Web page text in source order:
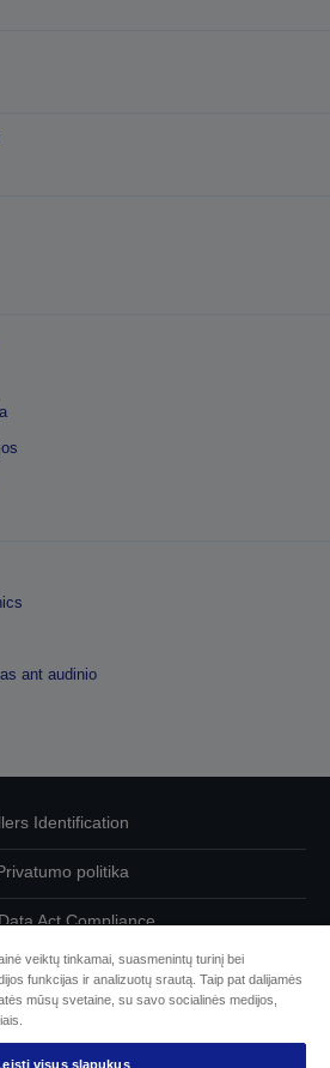
ant audinio
Identification
politika
Act Compliance
mumis dėl savo duomenų
Information
veiktų tinkamai, suasmenintų turinį bei
funkcijas ir analizuotų srautą. Taip pat dalijamės
mūsų svetaine, su savo socialinės medijos,
visus slapukus